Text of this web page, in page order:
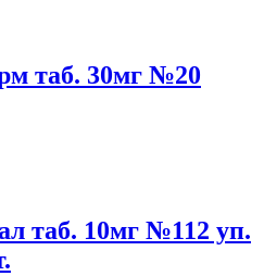
таб. 30мг №20
таб. 10мг №112 уп.